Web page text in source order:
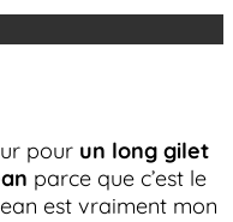
pour un long gilet
parce que c’est le
est vraiment mon